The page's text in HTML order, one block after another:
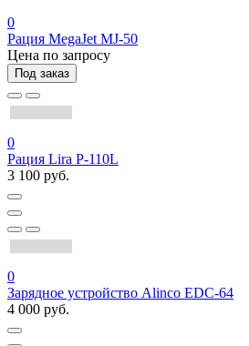
0
Рация MegaJet MJ-50
Цена по запросу
Под заказ
0
Рация Lira P-110L
3 100 руб.
0
Зарядное устройство Alinco EDC-64
4 000 руб.